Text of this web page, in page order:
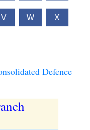
V W X
Defence